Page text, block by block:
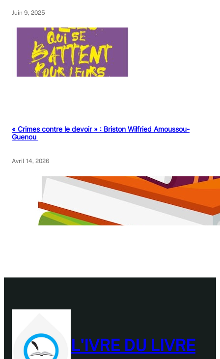
Juin 9, 2025
« Crimes contre le devoir » : Briston Wilfried Amoussou-
Guenou
Avril 14, 2026
L'IVRE DU LIVRE